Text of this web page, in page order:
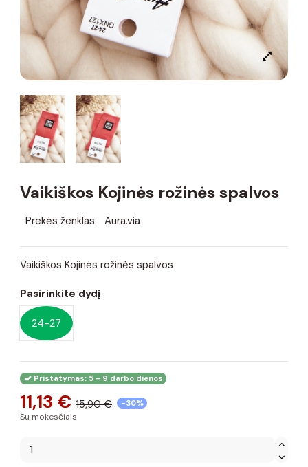
Vaikiškos Kojinės rožinės spalvos
Prekės ženklas: Aura.via
Vaikiškos Kojinės rožinės spalvos
Pasirinkite dydį
24-27
Pristatymas: 5 - 9 darbo dienos
11,13 € 15,90 € -30%
Su mokesčiais